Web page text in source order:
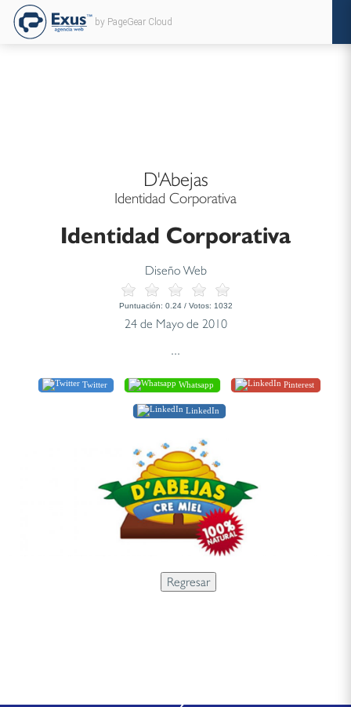
by PageGear Cloud
D'Abejas
Identidad Corporativa
Identidad Corporativa
Diseño Web
Puntuación: 0.24/ Votos: 1032
24 de Mayo de 2010
...
Twitter Whatsapp Pinterest
LinkedIn